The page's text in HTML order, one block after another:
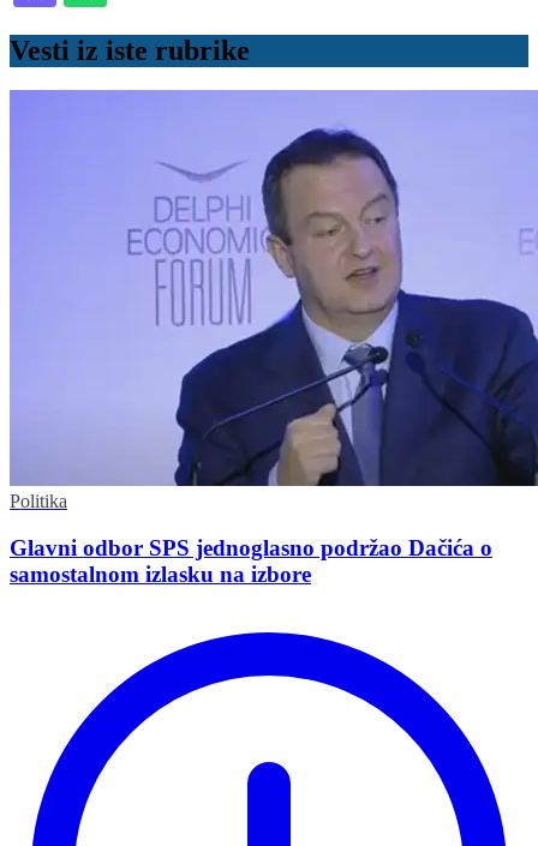
Vesti iz iste rubrike
Politika
Glavni odbor SPS jednoglasno podržao Dačića o
samostalnom izlasku na izbore